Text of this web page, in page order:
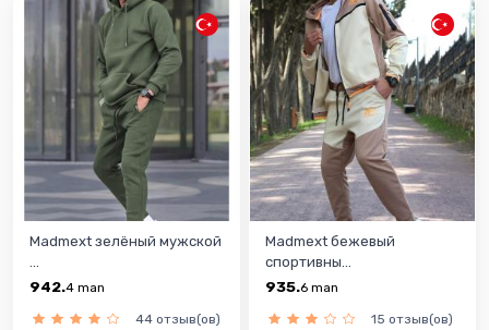
Madmext зелёный мужской
942.4 man
44 отзыв(ов)
Madmext бежевый
спортивны...
935.6 man
15 отзыв(ов)